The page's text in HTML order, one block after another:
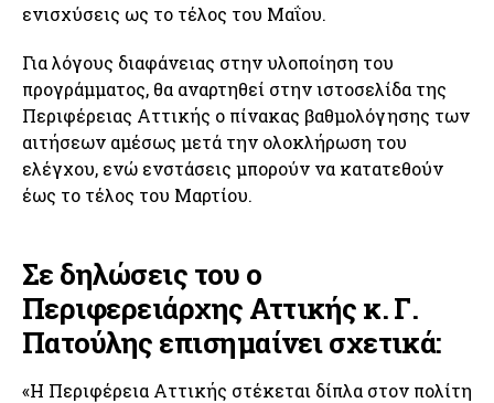
ενισχύσεις ως το τέλος του Μαΐου.
Για λόγους διαφάνειας στην υλοποίηση του
προγράμματος, θα αναρτηθεί στην ιστοσελίδα της
Περιφέρειας Αττικής ο πίνακας βαθμολόγησης των
αιτήσεων αμέσως μετά την ολοκλήρωση του
ελέγχου, ενώ ενστάσεις μπορούν να κατατεθούν
έως το τέλος του Μαρτίου.
Σε δηλώσεις του ο
Περιφερειάρχης Αττικής κ. Γ.
Πατούλης επισημαίνει σχετικά:
«Η Περιφέρεια Αττικής στέκεται δίπλα στον πολίτη